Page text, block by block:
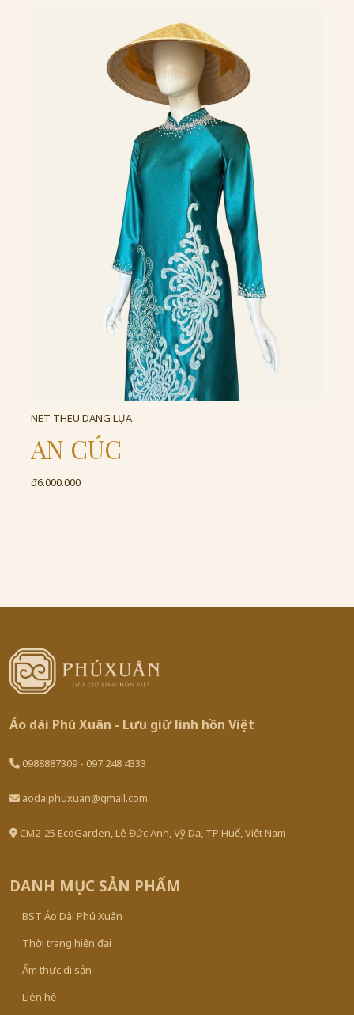
NÉT THÊU DÁNG LỤA
AN CÚC
đ6.000.000
Áo dài Phú Xuân - Lưu giữ linh hồn Việt
0988887309 - 097 248 4333
aodaiphuxuan@gmail.com
CM2-25 EcoGarden, Lê Đức Anh, Vỹ Dạ, TP Huế, Việt Nam
DANH MỤC SẢN PHẨM
BST Áo Dài Phú Xuân
Thời trang hiện đại
Ẩm thực di sản
Liên hệ